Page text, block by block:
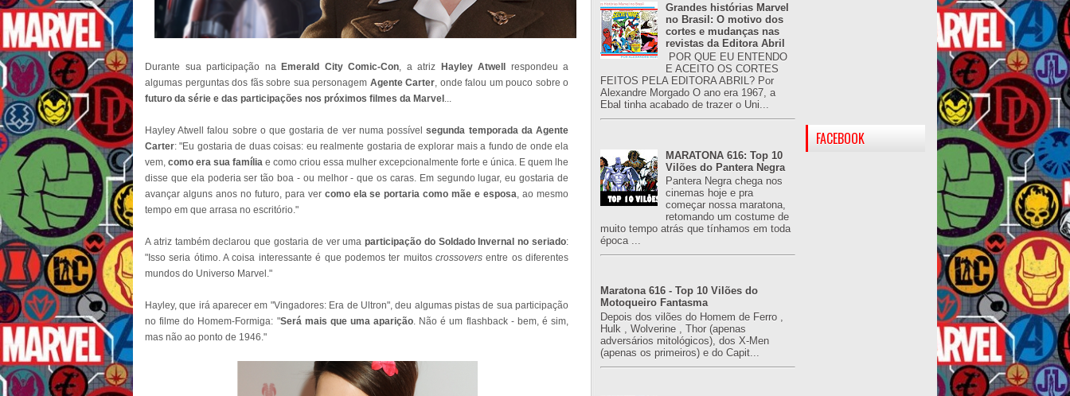
Durante sua participação na Emerald City Comic-Con, a atriz Hayley Atwell
respondeu a
algumas perguntas dos fãs sobre sua personagem Agente Carter, onde falou um pouco sobre o
futuro da série e das participações nos próximos filmes da Marvel ...
Hayley Atwell falou sobre o que gostaria de ver numa possívelsegunda temporada da Agente
Carter: "Eu gostaria de duas coisas: eu realmente gostaria de explorar mais a fundo de onde ela
vem, como era sua família e como criou essa mulher excepcionalmente forte e única. E quem lhe
disse que ela poderia ser tão boa - ou melhor - que os caras. Em segundo lugar, eu gostaria de
avançar alguns anos no futuro, para ver como ela se portaria como mãe e esposa, ao mesmo
tempo em que arrasa no escritório."
A atriz também declarou que gostaria de ver umaparticipação do Soldado Invernal no seriado:
"Isso seria ótimo. A coisa interessante é que podemos ter muitos crossoversentre os diferentes
mundos do Universo Marvel."
Hayley, que irá aparecer em "Vingadores: Era de Ultron", deu algumas pistas de sua participação
no filme do Homem-Formiga: "Será mais que uma aparição. Não é um flashback - bem, é sim,
mas não ao ponto de 1946."
Grandes histórias Marvel
no Brasil: O motivo dos
cortes e mudanças nas
revistas da Editora Abril
POR QUE EU ENTENDO
E ACEITO OS CORTES
FEITOS PELA EDITORA ABRIL? Por
Alexandre Morgado O ano era 1967, a
Ebal tinha acabado de trazer o Uni...
MARATONA 616: Top 10
Vilões do Pantera Negra
Pantera Negra chega nos
cinemas hoje e pra
começar nossa maratona,
retomando um costume de
muito tempo atrás que tínhamos em toda
época ...
Maratona 616 - Top 10 Vilões do
Motoqueiro Fantasma
Depois dos vilões do Homem de Ferro ,
Hulk , Wolverine , Thor (apenas
adversários mitológicos), dos X-Men
(apenas os primeiros) e do Capit...
FACEBOOK